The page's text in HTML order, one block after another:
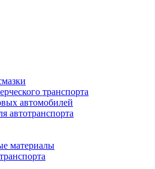
транспорта
автомобилей
автотранспорта
материалы